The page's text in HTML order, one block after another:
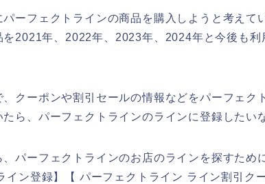
パーフェクトラインの商品を購入しようと考えて
を2021年、2022年、2023年、2024年と今後も利
、クーポンや割引セールの情報などをパーフェク
たら、パーフェクトラインのラインに登録したい
、パーフェクトラインのお店のラインを探すため
イン登録】【 パーフェクトライン ライン割引ク